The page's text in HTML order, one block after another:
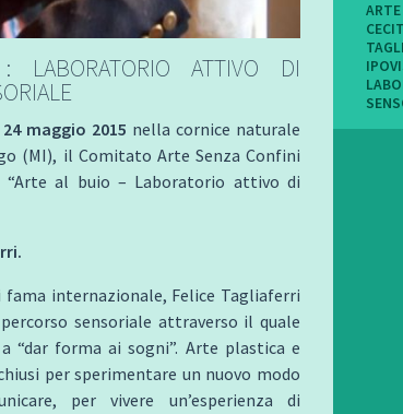
ATTIVO DI
maggio 2015 nella cornice naturale
(MI), il Comitato Arte Senza Confini
“Arte al buio – Laboratorio attivo di
fama internazionale, Felice Tagliaferri
sensoriale attraverso il quale
“dar forma ai sogni”. Arte plastica e
per sperimentare un nuovo modo
per vivere un’esperienza di